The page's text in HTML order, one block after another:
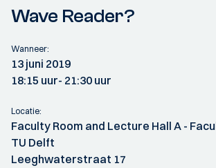
Wave Reader?
Wanneer:
13 juni 2019
18:15 uur- 21:30 uur
Locatie:
Faculty Room and Lecture Hall A -
TU Delft
Leeghwaterstraat 17